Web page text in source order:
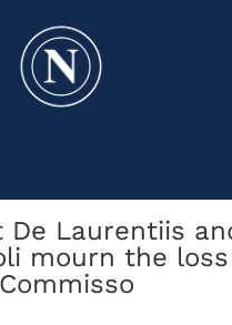
De Laurentiis
mourn the loss